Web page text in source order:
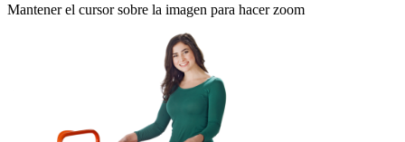
Mantener el cursor sobre la imagen para hacer zoom